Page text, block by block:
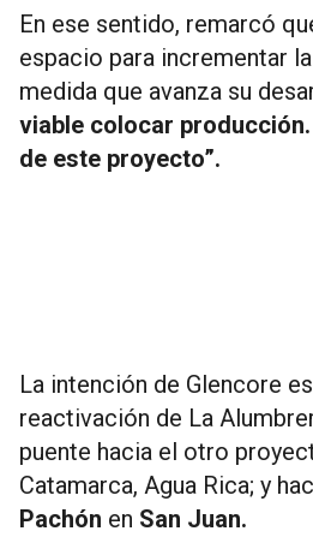
En ese sentido, remarcó
espacio para incrementar
medida que avanza su
viable colocar
de este proyecto”.
La intención de Glencore
reactivación de La
puente hacia el otro
Catamarca, Agua Rica; y
Pachón en San Juan.